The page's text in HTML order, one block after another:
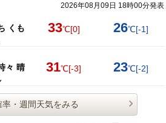
2026年08月09日 18時00分発表
くも
33℃[0] 26℃[-1]
々 晴
31℃[-3] 23℃[-2]
率・週間天気をみる